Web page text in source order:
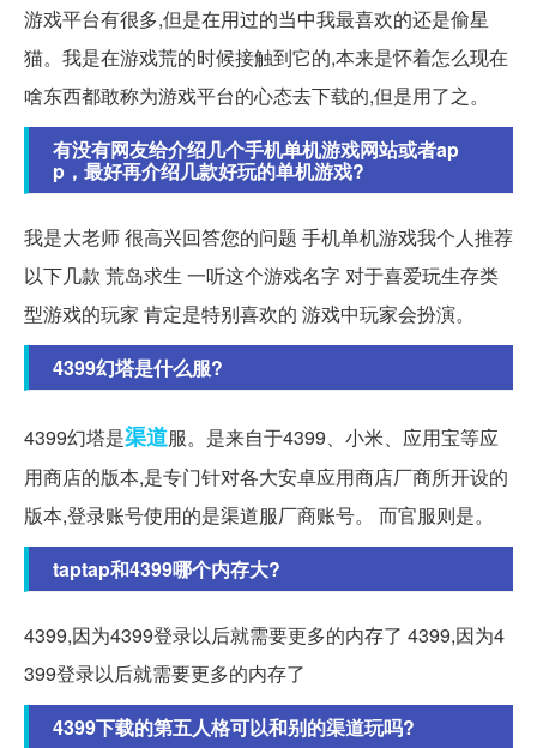
游戏平台有很多,但是在用过的当中我最喜欢的还是偷星
猫。我是在游戏荒的时候接触到它的,本来是怀着怎么现在
啥东西都敢称为游戏平台的心态去下载的,但是用了之。
有没有网友给介绍几个手机单机游戏网站或者ap
p，最好再介绍几款好玩的单机游戏?
我是大老师 很高兴回答您的问题 手机单机游戏我个人推荐
以下几款 荒岛求生 一听这个游戏名字 对于喜爱玩生存类
型游戏的玩家 肯定是特别喜欢的 游戏中玩家会扮演。
4399幻塔是什么服?
4399幻塔是渠道服。是来自于4399、小米、应用宝等应
用商店的版本,是专门针对各大安卓应用商店厂商所开设的
版本,登录账号使用的是渠道服厂商账号。 而官服则是。
taptap和4399哪个内存大?
4399,因为4399登录以后就需要更多的内存了 4399,因为4
399登录以后就需要更多的内存了
4399下载的第五人格可以和别的渠道玩吗?